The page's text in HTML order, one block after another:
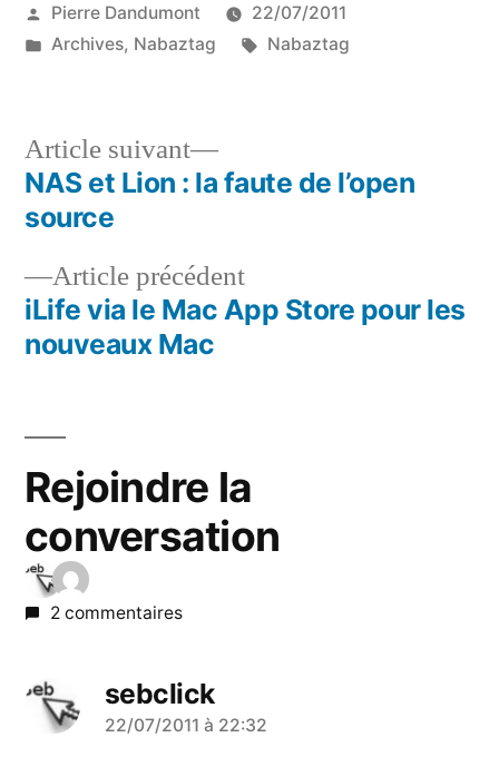
Publié
par
Pierre Dandumont
22/07/2011
Publié
Archives, Nabaztag Étiquettes :
Nabaztag
Navigation
l’article
Article précédentArticle
précédent :
iLife via le Mac App Store pour les
nouveaux Mac
Article suivant
Article
suivant :
NAS et Lion : la faute de l’open
source
Rejoindre la
conversation
2 commentaires
sebclick
a
22/07/2011 à 22:32